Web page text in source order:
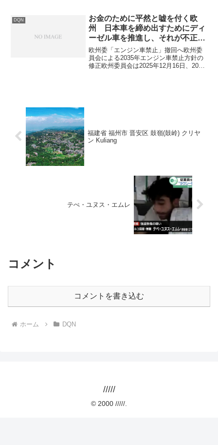
DQN
お金のために平然と嘘を付く欧
州 日本車を締め出すためにディ
ーゼル車を推進し、それが不正で
挫折すると今度はEVへと極端に
振った歴史
欧州委「エンジン車禁止」撤回へ欧州委
員会による2035年エンジン車禁止方針の
修正欧州委員会は2025年12月16日、2035
福建省 福州市 晋安区 鼓嶺(鼓岭) クリヤ
ン Kuliang
テぺ・ユヌス・エムレ
コメント
コメントを書き込む
ホーム DQN
/////
© 2000 /////.